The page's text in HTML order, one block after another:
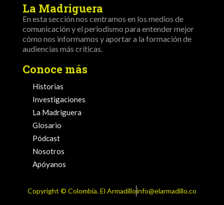
La Madriguera
En esta sección nos centramos en los medios de
comunicación y el periodismo para entender mejor
cómo nos informamos y aportar a la formación de
audiencias más críticas.
Conoce más
Historias
Investigaciones
La Madriguera
Glosario
Pódcast
Nosotros
Apóyanos
Copyright ©️ Colombia. El Armadilloinfo@elarmadillo.co